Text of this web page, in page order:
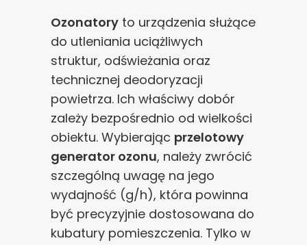
Ozonatory to urządzenia służące
do utleniania uciążliwych
struktur, odświeżania oraz
technicznej deodoryzacji
powietrza. Ich właściwy dobór
zależy bezpośrednio od wielkości
obiektu. Wybierając przelotowy
generator ozonu, należy zwrócić
szczególną uwagę na jego
wydajność (g/h), która powinna
być precyzyjnie dostosowana do
kubatury pomieszczenia. Tylko w